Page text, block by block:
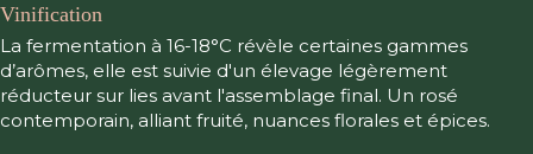
Vinification
La fermentation à 16-18°C révèle certaines gammes
d’arômes, elle est suivie d'un élevage légèrement
réducteur sur lies avant l'assemblage final. Un rosé
contemporain, alliant fruité, nuances florales et épices.